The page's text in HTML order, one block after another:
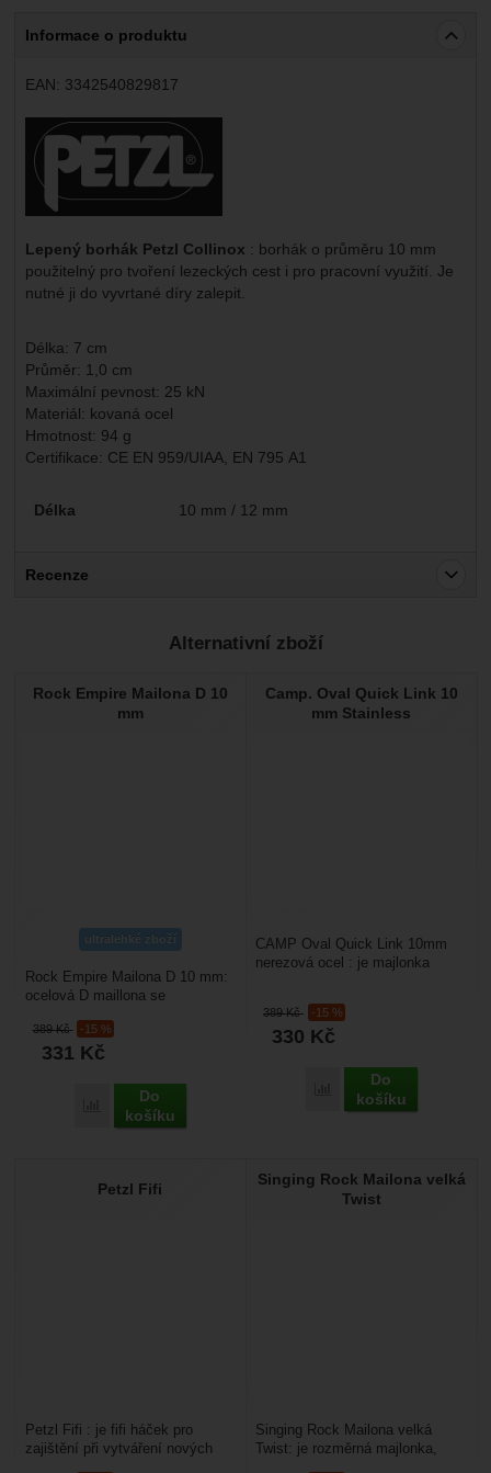
Data získaná pomocí těchto cookies zpracováváme
konkrétní uživatele našeho webu.
reklamou
Povoleno
Zobrazit
Marketingové cookies používáme my nebo naši partneři,
abychom vám mohli zobrazit vhodné obsahy nebo reklamy
jak na našich stránkách, tak na stránkách třetích stran.
Informace o produktu
EAN: 3342540829817
Výrobce:
Lepený borhák Petzl Collinox : borhák o průměru 10 mm
použitelný pro tvoření lezeckých cest i pro pracovní využití. Je
nutné ji do vyvrtané díry zalepit.
Délka: 7 cm
Průměr: 1,0 cm
Maximální pevnost: 25 kN
Materiál: kovaná ocel
Hmotnost: 94 g
Certifikace: CE EN 959/UIAA, EN 795 A1
Parametry
Délka 10 mm / 12 mm
Recenze
Nebyla přidána žádná recenze.
Alternativní zboží
Rock Empire Mailona D 10
mm
ultralehké zboží
389Kč -15 %
331 Kč
Porovnat
Do
košíku
Rock Empire Mailona D 10 mm:
ocelová D maillona se
zámku maticová po dotažení...
Camp. Oval Quick Link 10
mm Stainless
389Kč -15 %
330 Kč
Porovnat
Do
košíku
CAMP Oval Quick Link 10mm
nerezová ocel : je majlonka
oceli. Hodí se pro...
Petzl Fifi
Petzl Fifi : je fifi háček pro
zajištění při vytváření nových
Singing Rock Mailona velká
Twist
Singing Rock Mailona velká
Twist: je rozměrná majlonka,